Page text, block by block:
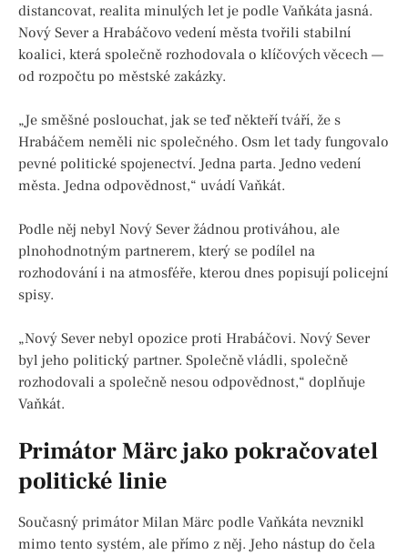
distancovat, realita minulých let je podle Vaňkáta jasná.
Nový Sever a Hrabáčovo vedení města tvořili stabilní
koalici, která společně rozhodovala o klíčových věcech —
od rozpočtu po městské zakázky.
„Je směšné poslouchat, jak se teď někteří tváří, že s
Hrabáčem neměli nic společného. Osm let tady fungovalo
pevné politické spojenectví. Jedna parta. Jedno vedení
města. Jedna odpovědnost,“ uvádí Vaňkát.
Podle něj nebyl Nový Sever žádnou protiváhou, ale
plnohodnotným partnerem, který se podílel na
rozhodování i na atmosféře, kterou dnes popisují policejní
spisy.
„Nový Sever nebyl opozice proti Hrabáčovi. Nový Sever
byl jeho politický partner. Společně vládli, společně
rozhodovali a společně nesou odpovědnost,“ doplňuje
Vaňkát.
Primátor Märc jako pokračovatel
politické linie
Současný primátor Milan Märc podle Vaňkáta nevznikl
mimo tento systém, ale přímo z něj. Jeho nástup do čela